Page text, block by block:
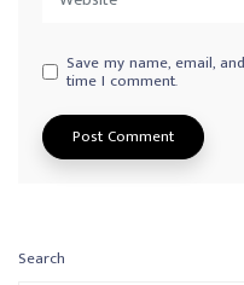
Save my name, email,
time I comment.
Search